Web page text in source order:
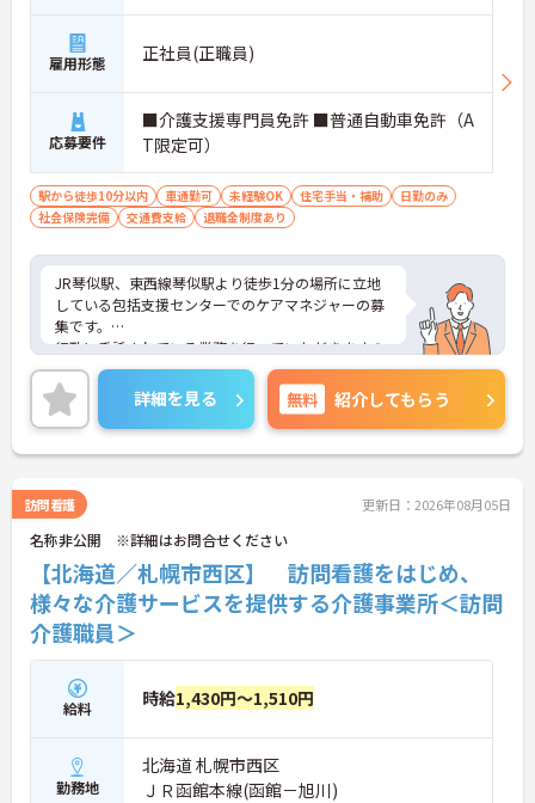
雇用形態 正社員(正職員)
応募要件
■介護支援専門員免許 ■普通自動車免許（A
T限定可）
駅から徒歩10分以内 車通勤可 未経験OK 住宅手当・補助
日勤のみ
社会保険完備
交通費支給 退職金制度あり
JR琴似駅、東西線琴似駅より徒歩1分の場所に立地
している包括支援センターでのケアマネジャーの募
集です。
行政に委託されている業務を行っていただきますの
で、行政面での医療に貢献したい方にお勧めです。
また、法人として長期的に働ける環境を整えており
ますので、お子様の急な発熱に対応した看護休暇、
病気休暇3日など福利厚生面に力を入れている法人
ですので、子育て中の方でも安心して働くことがで
などお伝えさせていただきますのでご気軽にご相談
ください。
詳細を見る 無料 紹介してもらう
訪問看護 更新日：2026年08月05日
名称非公開 ※詳細はお問合せください
【北海道／札幌市西区】 訪問看護をはじめ、
様々な介護サービスを提供する介護事業所＜訪問
介護職員＞
給料 時給1,430円～1,510円
勤務地
北海道 札幌市西区
ＪＲ函館本線(函館－旭川)